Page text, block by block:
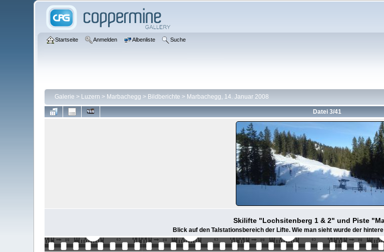
Startseite Anmelden Albenliste Suche
Galerie > Luzern > Marbachegg > Bildberichte > Marbachegg, 14. Januar 2008
Datei 3/41
Skilifte "Lochsitenberg 1 & 2" und Piste
Blick auf den Talstationsbereich der Lifte. Wie man sieht wurde der